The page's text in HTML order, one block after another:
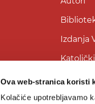
Ova web-stranica koristi
Kolačiće upotrebljavamo
Izdanja